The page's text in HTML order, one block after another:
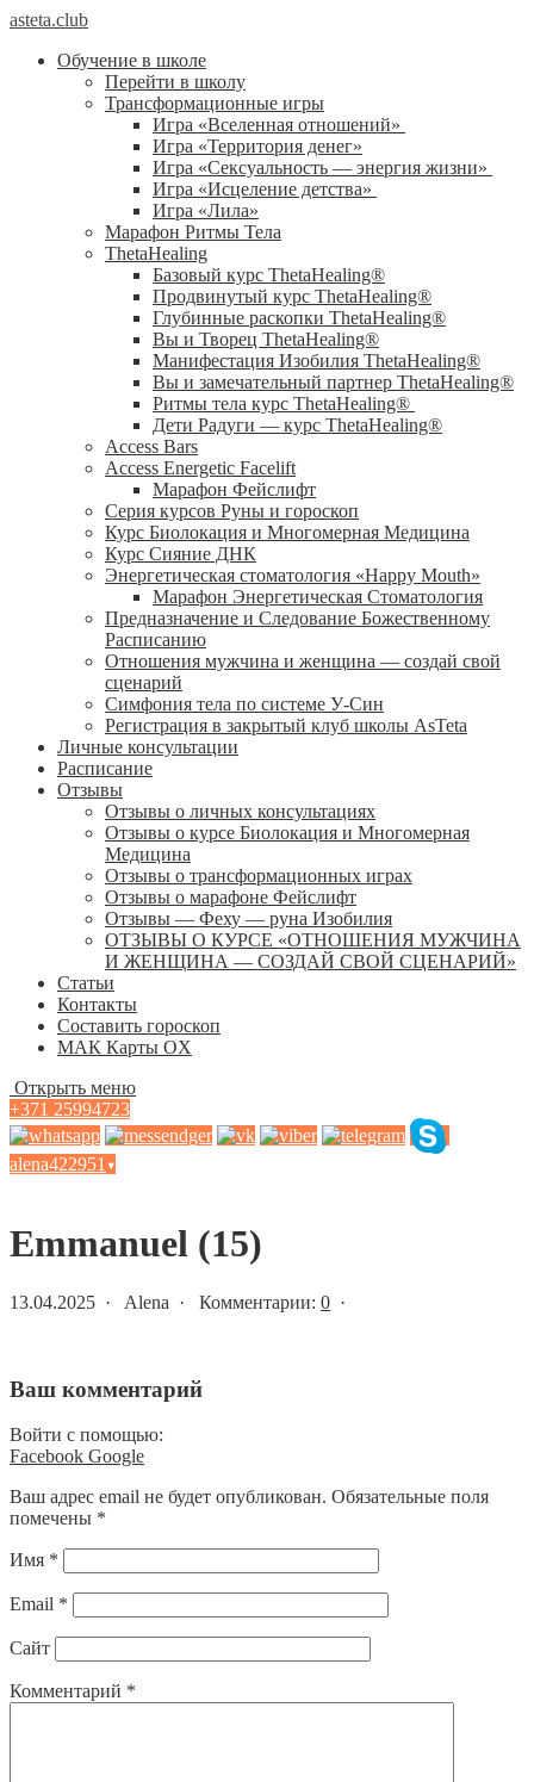
asteta.club
Обучение в школе
Перейти в школу
Трансформационные игры
Игра «Вселенная отношений»
Игра «Территория денег»
Игра «Сексуальность — энергия жизни»
Игра «Исцеление детства»
Игра «Лила»
Марафон Ритмы Тела
ThetaHealing
Базовый курс ThetaHealing®
Продвинутый курс ThetaHealing®
Глубинные раскопки ThetaHealing®
Вы и Творец ThetaHealing®
Манифестация Изобилия ThetaHealing®
Вы и замечательный партнер ThetaHealing®
Ритмы тела курс ThetaHealing®
Дети Радуги — курс ThetaHealing®
Access Bars
Access Energetic Facelift
Марафон Фейслифт
Серия курсов Руны и гороскоп
Курс Биолокация и Многомерная Медицина
Курс Сияние ДНК
Энергетическая стоматология «Happy Mouth»
Марафон Энергетическая Cтоматология
Предназначение и Следование Божественному
Расписанию
Отношения мужчина и женщина — создай свой
сценарий
Симфония тела по системе У-Син
Регистрация в закрытый клуб школы AsTeta
Личные консультации
Расписание
Отзывы
Отзывы о личных консультациях
Отзывы о курсе Биолокация и Многомерная
Медицина
Отзывы о трансформационных играх
Отзывы о марафоне Фейслифт
Отзывы — Феху — руна Изобилия
ОТЗЫВЫ О КУРСЕ «ОТНОШЕНИЯ МУЖЧИНА
И ЖЕНЩИНА — СОЗДАЙ СВОЙ СЦЕНАРИЙ»
Статьи
Контакты
Составить гороскоп
МАК Карты OХ
Открыть меню
+371 25994723
alena422951 ▾
Emmanuel (15)
13.04.2025 · Alena · Комментарии: 0 ·
Ваш комментарий
Войти с помощью:
Facebook Google
Ваш адрес email не будет опубликован. Обязательные поля
помечены *
Имя *
Email *
Сайт
Комментарий *